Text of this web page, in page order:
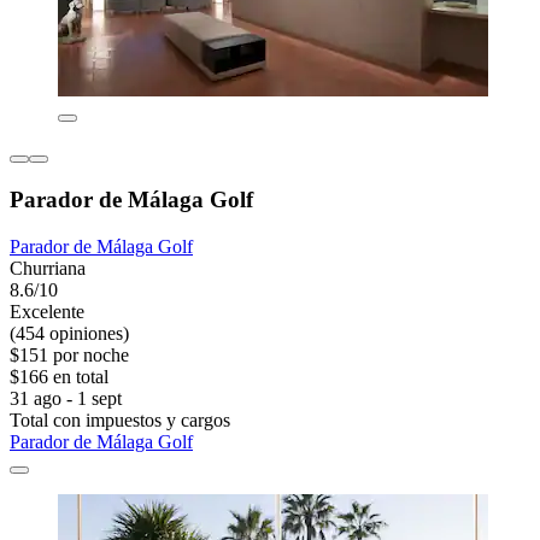
Parador de Málaga Golf
Parador de Málaga Golf
Churriana
8.6/10
Excelente
(454 opiniones)
$151 por noche
$166 en total
31 ago - 1 sept
Total con impuestos y cargos
Parador de Málaga Golf